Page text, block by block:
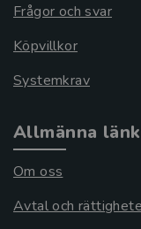
Frågor och svar
Köpvillkor
Systemkrav
Allmänna
Om oss
Avtal och